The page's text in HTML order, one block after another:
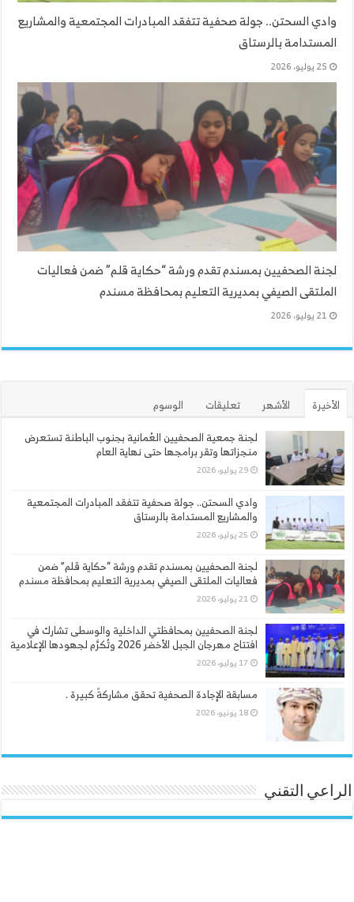
وادي السحتن.. جولة صحفية تتفقد المبادرات المجتمعية والمشاريع
المستدامة بالرستاق
25 يوليو، 2026
لجنة الصحفيين بمسندم تقدم ورشة “حكاية قلم” ضمن فعاليات
الملتقى الصيفي بمديرية التعليم بمحافظة مسندم
21 يوليو، 2026
الأخيرة الأشهر تعليقات
الوسوم
لجنة جمعية الصحفيين العُمانية بجنوب الباطنة تستعرض
منجزاتها وتقر برامجها حتى نهاية العام
29 يوليو، 2026
وادي السحتن.. جولة صحفية تتفقد المبادرات المجتمعية
والمشاريع المستدامة بالرستاق
25 يوليو، 2026
لجنة الصحفيين بمسندم تقدم ورشة “حكاية قلم” ضمن
فعاليات الملتقى الصيفي بمديرية التعليم بمحافظة مسندم
21 يوليو، 2026
لجنة الصحفيين بمحافظتي الداخلية والوسطى تشارك في
افتتاح مهرجان الجبل الأخضر 2026 وتُكرَّم لجهودها الإعلامية
17 يوليو، 2026
مسابقة الإجادة الصحفية تحقق مشاركةً كبيرة .
18 يونيو، 2026
الراعي التقني